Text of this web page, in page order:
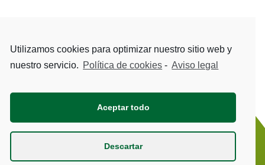
© 2021 Todos los derechos reservados.
Utilizamos cookies para optimizar nuestro sitio web y
nuestro servicio. Política de cookies - Aviso legal
Aceptar todo
Descartar